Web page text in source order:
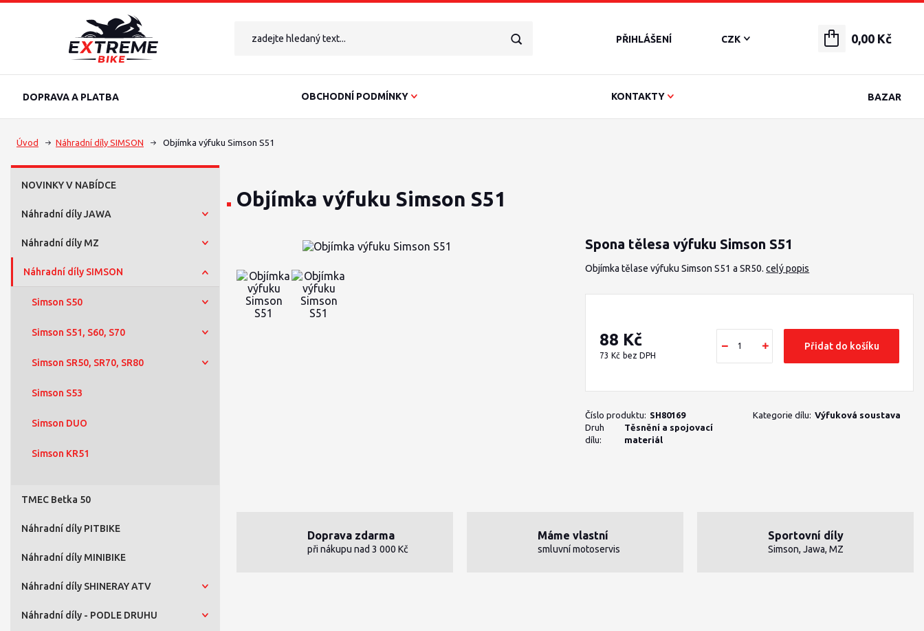
DOPRAVA A PLATBA OBCHODNÍ PODMÍNKY KONTAKTY BAZAR
CZK
PŘIHLÁŠENÍ 0,00 Kč
Úvod Náhradní díly SIMSON Objímka výfuku Simson S51
NOVINKY V NABÍDCE
Náhradní díly JAWA
Náhradní díly MZ
Náhradní díly SIMSON
Simson S50
Simson S51, S60, S70
Simson SR50, SR70, SR80
Simson S53
Simson DUO
Simson KR51
TMEC Betka 50
Náhradní díly PITBIKE
Náhradní díly MINIBIKE
Náhradní díly SHINERAY ATV
Náhradní díly - PODLE DRUHU
Objímka výfuku Simson S51
Spona tělesa výfuku Simson S51
Objímka tělase výfuku Simson S51 a SR50.celý popis
88 Kč
73 Kč bez DPH
Přidat do košíku
Číslo produktu: SH80169 Kategorie dílu: Výfuková soustava
Druh
dílu:
Těsnění a spojovací
materiál
Doprava zdarma
při nákupu nad 3 000 Kč
Máme vlastní
smluvní motoservis
Sportovní díly
Simson, Jawa, MZ